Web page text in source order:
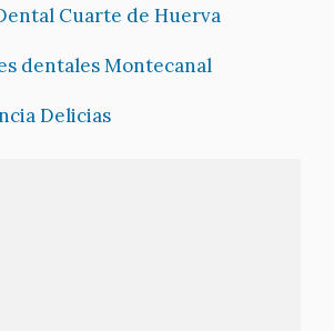
Cuarte de Huerva
dentales Montecanal
Delicias